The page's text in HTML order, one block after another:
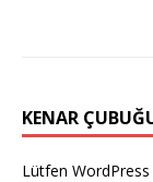
KENAR
Lütfen